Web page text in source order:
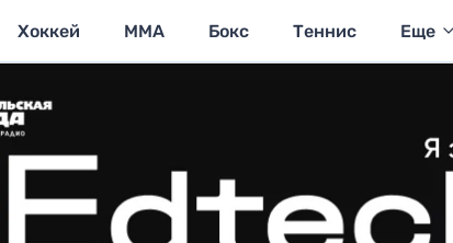
Хоккей MMA Бокс Теннис Еще